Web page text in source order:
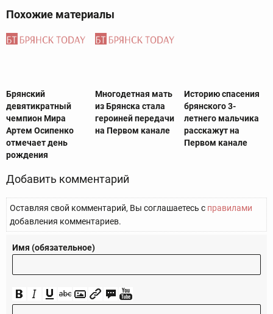
Похожие материалы
Брянский
девятикратный
чемпион Мира
Артем Осипенко
отмечает день
рождения
Многодетная мать
из Брянска стала
героиней передачи
на Первом канале
Историю спасения
брянского 3-
летнего мальчика
расскажут на
Первом канале
Добавить комментарий
Оставляя свой комментарий, Вы соглашаетесь с правилами
добавления комментариев.
Имя (обязательное)